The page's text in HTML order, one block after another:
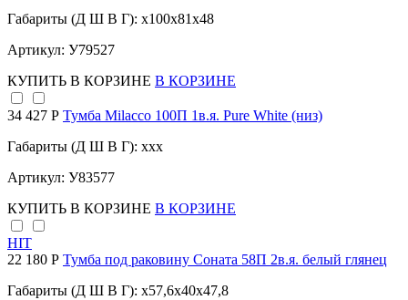
Габариты (Д Ш В Г): x100x81x48
Артикул: У79527
КУПИТЬ В КОРЗИНЕ В КОРЗИНЕ
34 427 Р Тумба Milacco 100П 1в.я. Pure White (низ)
Габариты (Д Ш В Г): xxx
Артикул: У83577
КУПИТЬ В КОРЗИНЕ В КОРЗИНЕ
HIT
22 180 Р Тумба под раковину Соната 58П 2в.я. белый глянец
Габариты (Д Ш В Г): x57,6x40x47,8